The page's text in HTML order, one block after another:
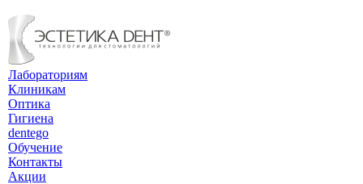
Лабораториям
Клиникам
Оптика
Гигиена
dentego
Обучение
Контакты
Акции